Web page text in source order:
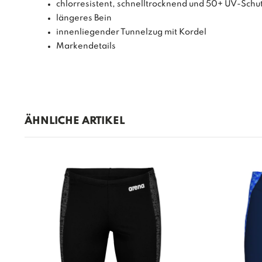
chlorresistent, schnelltrocknend und 50+ UV-
längeres Bein
innenliegender Tunnelzug mit Kordel
Markendetails
ÄHNLICHE ARTIKEL